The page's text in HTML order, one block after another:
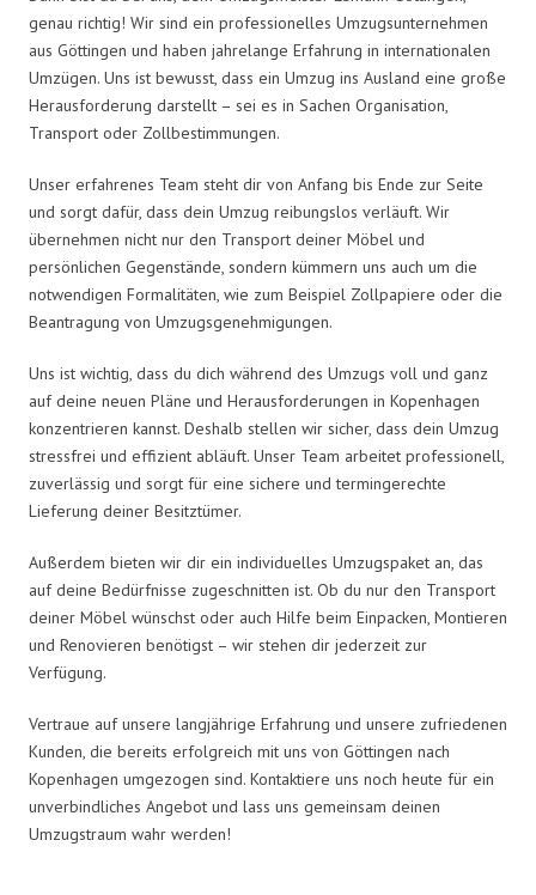
genau richtig! Wir sind ein professionelles Umzugsunternehmen
aus Göttingen und haben jahrelange Erfahrung in internationalen
Umzügen. Uns ist bewusst, dass ein Umzug ins Ausland eine große
Herausforderung darstellt – sei es in Sachen Organisation,
Transport oder Zollbestimmungen.
Unser erfahrenes Team steht dir von Anfang bis Ende zur Seite
und sorgt dafür, dass dein Umzug reibungslos verläuft. Wir
übernehmen nicht nur den Transport deiner Möbel und
persönlichen Gegenstände, sondern kümmern uns auch um die
notwendigen Formalitäten, wie zum Beispiel Zollpapiere oder die
Beantragung von Umzugsgenehmigungen.
Uns ist wichtig, dass du dich während des Umzugs voll und ganz
auf deine neuen Pläne und Herausforderungen in Kopenhagen
konzentrieren kannst. Deshalb stellen wir sicher, dass dein Umzug
stressfrei und effizient abläuft. Unser Team arbeitet professionell,
zuverlässig und sorgt für eine sichere und termingerechte
Lieferung deiner Besitztümer.
Außerdem bieten wir dir ein individuelles Umzugspaket an, das
auf deine Bedürfnisse zugeschnitten ist. Ob du nur den Transport
deiner Möbel wünschst oder auch Hilfe beim Einpacken, Montieren
und Renovieren benötigst – wir stehen dir jederzeit zur
Verfügung.
Vertraue auf unsere langjährige Erfahrung und unsere zufriedenen
Kunden, die bereits erfolgreich mit uns von Göttingen nach
Kopenhagen umgezogen sind. Kontaktiere uns noch heute für ein
unverbindliches Angebot und lass uns gemeinsam deinen
Umzugstraum wahr werden!